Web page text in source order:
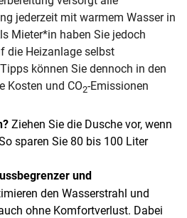
jederzeit mit warmem Wasser in
Mieter*in haben Sie jedoch
die Heizanlage selbst
können Sie dennoch in den
Kosten und CO2-Emissionen
Ziehen Sie die Dusche vor, wenn
sparen Sie 80 bis 100 Liter
und
den Wasserstrahl und
ohne Komfortverlust. Dabei